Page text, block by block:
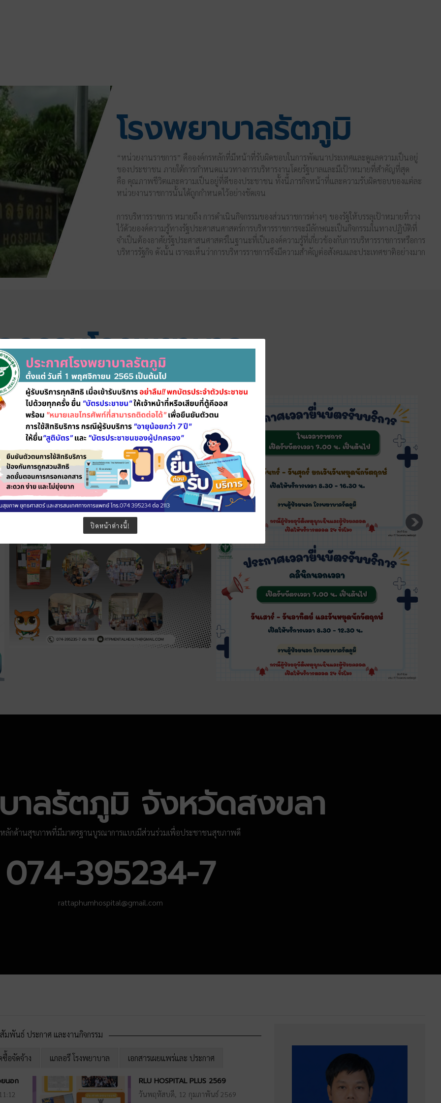
ปิดหน้าต่างนี้!
โรงพยาบาลรัตภูมิ
“หน่วยงานราชการ” คือองค์กรหลักที่มีหน้าที่รับผิดชอบในการพัฒนาประเทศและดูแลความเป็นอยู่
ของประชาชน ภายใต้การกำหนดแนวทางการบริหารงานโดยรัฐบาลและมีเป้าหมายที่สำคัญที่สุด
คือ คุณภาพชีวิตและความเป็นอยู่ที่ดีของประชาชน ทั้งนี้ภารกิจหน้าที่และความรับผิดชอบของแต่ละ
หน่วยงานราชการนั้นได้ถูกกำหนดไว้อย่างชัดเจน
การบริหารราชการ หมายถึง การดำเนินกิจกรรมของส่วนราชการต่างๆ ของรัฐให้บรรลุเป้าหมายที่วาง
ไว้ด้วยองค์ความรู้ทางรัฐประศาสนศาสตร์การบริหารราชการจะมีลักษณะเป็นกิจกรรมในทางปฏิบัติที่
จำเป็นต้องอาศัยรัฐประศาสนศาสตร์ในฐานะที่เป็นองค์ความรู้ที่เกี่ยวข้องกับการบริหารราชการหรือการ
บริหารรัฐกิจ ดังนั้น เราจะเห็นว่าการบริหารราชการจึงมีความสำคัญต่อสังคมและประเทศชาติอย่างมาก
กรรมโรงพยาบาล
ACTIVITY HOSPITAL
าลรัตภูมิ จังหวัดสงขลา
หลักด้านสุขภาพที่มีมาตรฐานบูรณาการแบบมีส่วนร่วมเพื่อประชาชนสุขภาพดี
074-395234-7
rattaphumhospital@gmail.com
มพันธ์ ประกาศ และงานกิจกรรม
ซื้อจัดจ้าง แกลอรี โรงพยาบาล เอกสารเผยแพร่และ ประกาศ
ยนอก RLU HOSPITAL PLUS 2569
วันพฤหัสบดี, 12 กุมภาพันธ์ 2569